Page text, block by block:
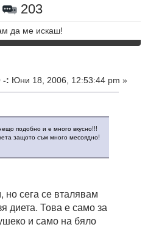
203
да ме искаш!
-: Юни 18, 2006, 12:53:44 pm »
подобно и е много вкусно!!!
защото съм много месоядно!
но сега се вталявам
диета. Това е само за
и само на бяло